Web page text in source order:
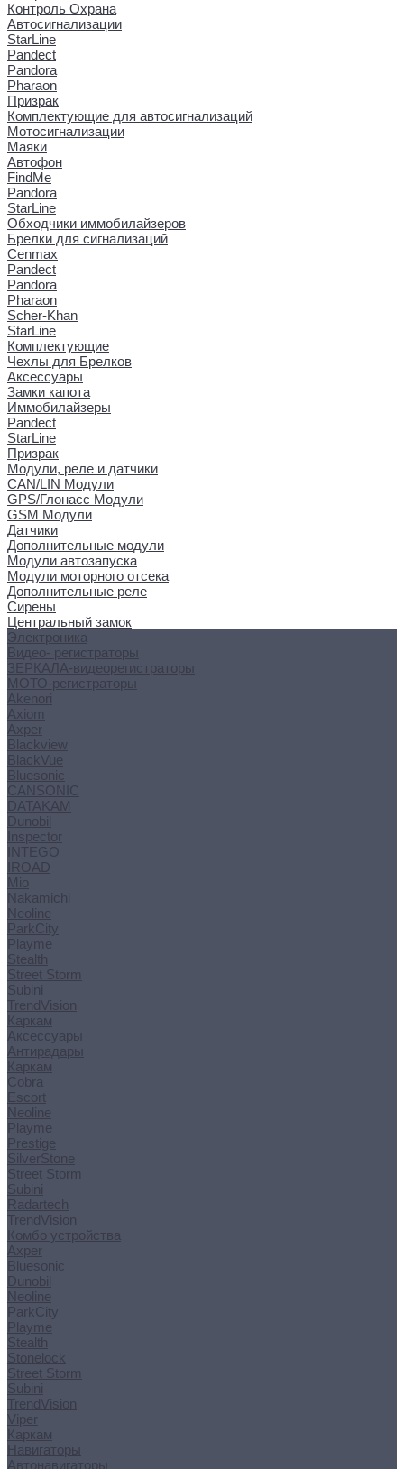
Контроль Охрана
Автосигнализации
StarLine
Pandect
Pandora
Pharaon
Призрак
Комплектующие для автосигнализаций
Мотосигнализации
Маяки
Автофон
FindMe
Pandora
StarLine
Обходчики иммобилайзеров
Брелки для сигнализаций
Cenmax
Pandect
Pandora
Pharaon
Scher-Khan
StarLine
Комплектующие
Чехлы для Брелков
Аксессуары
Замки капота
Иммобилайзеры
Pandect
StarLine
Призрак
Модули, реле и датчики
CAN/LIN Модули
GPS/Глонасс Модули
GSM Модули
Датчики
Дополнительные модули
Модули автозапуска
Модули моторного отсека
Дополнительные реле
Сирены
Центральный замок
Электроника
Видео- регистраторы
ЗЕРКАЛА-видеорегистраторы
МОТО-регистраторы
Akenori
Axiom
Axper
Blackview
BlackVue
Bluesonic
CANSONIC
DATAKAM
Dunobil
Inspector
INTEGO
IROAD
Mio
Nakamichi
Neoline
ParkCity
Playme
Stealth
Street Storm
Subini
TrendVision
Каркам
Аксессуары
Антирадары
Каркам
Cobra
Escort
Neoline
Playme
Prestige
SilverStone
Street Storm
Subini
Radartech
TrendVision
Комбо устройства
Axper
Bluesonic
Dunobil
Neoline
ParkCity
Playme
Stealth
Stonelock
Street Storm
Subini
TrendVision
Viper
Каркам
Навигаторы
Автонавигаторы